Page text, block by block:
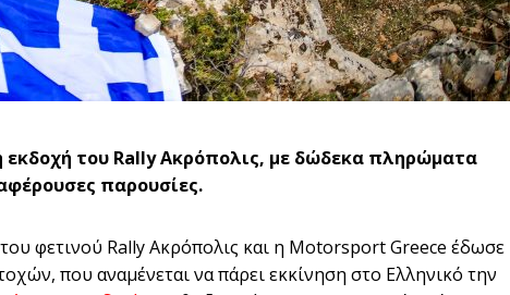
εκδοχή του Rally Ακρόπολις, με δώδεκα πληρώματα
παρουσίες.
φετινού Rally Ακρόπολις και η Motorsport Greece έδωσε
που αναμένεται να πάρει εκκίνηση στο Ελληνικό την